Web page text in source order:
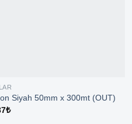
Siyah 50mm x 300mt (OUT)
₺Şu